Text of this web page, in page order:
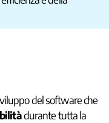
del software che
durante tutta la